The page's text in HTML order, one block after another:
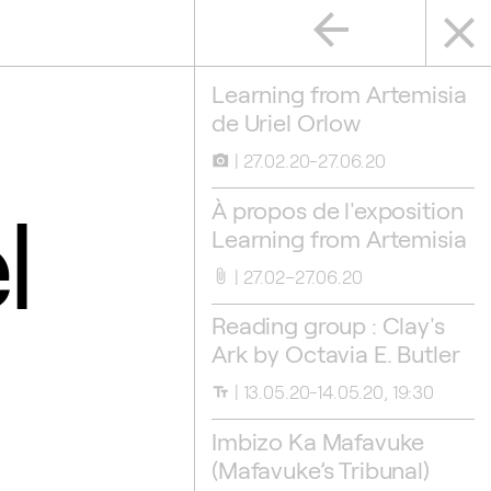
close
arrow_back
Learning from Artemisia
de Uriel Orlow
camera_alt 27.02.20-27.06.20
À propos de l'exposition
Learning from Artemisia
attach_file 27.02–27.06.20
Reading group : Clay's
Ark by Octavia E. Butler
text_fields 13.05.20-14.05.20, 19:30
Imbizo Ka Mafavuke
(Mafavuke’s Tribunal)